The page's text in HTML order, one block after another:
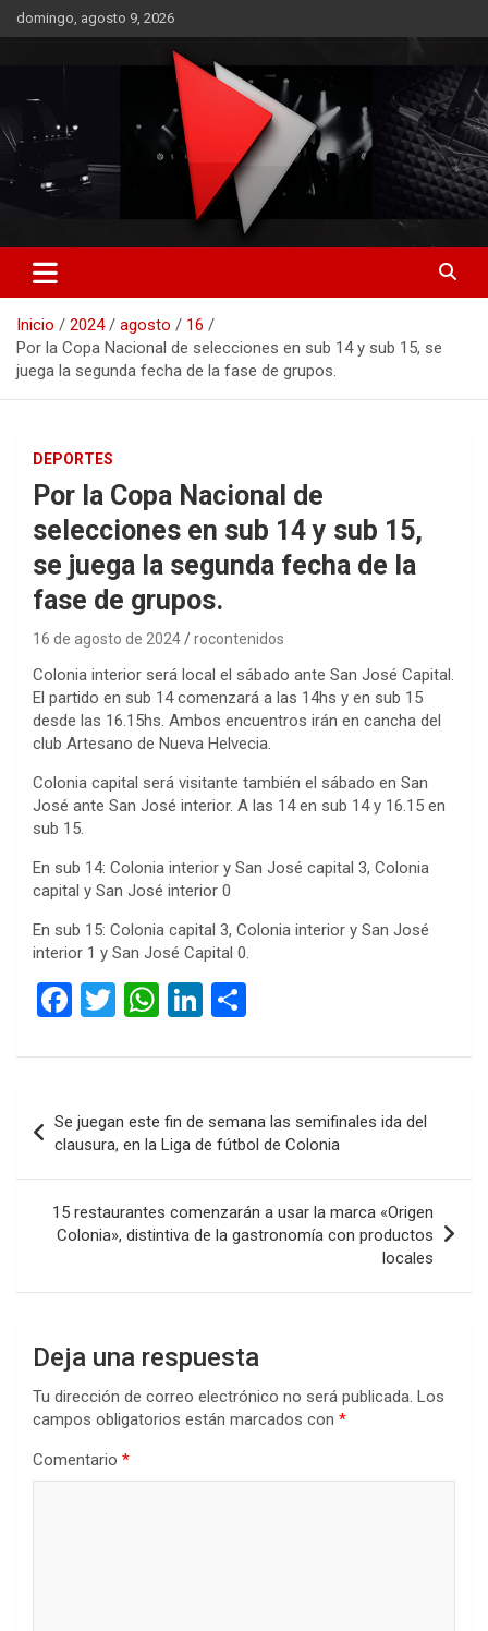
Saltar
al
domingo, agosto 9, 2026
RO CONTENIDOS
Inicio 2024 agosto
16
Por la Copa Nacional de selecciones en sub 14 y sub 15, se
juega la segunda fecha de la fase de grupos.
DEPORTES
Por la Copa Nacional de
selecciones en sub 14 y sub 15,
se juega la segunda fecha de la
fase de grupos.
16 de agosto de 2024 rocontenidos
Colonia interior será local el sábado ante San José Capital.
El partido en sub 14 comenzará a las 14hs y en sub 15
desde las 16.15hs. Ambos encuentros irán en cancha del
club Artesano de Nueva Helvecia.
Colonia capital será visitante también el sábado en San
José ante San José interior. A las 14 en sub 14 y 16.15 en
sub 15.
En sub 14: Colonia interior y San José capital 3, Colonia
capital y San José interior 0
En sub 15: Colonia capital 3, Colonia interior y San José
interior 1 y San José Capital 0.
F
ce
o
o
k
T
tt
W
at
A
p
p
Li
ke
n
m
ar
tir
de
entradas
Se juegan este fin de semana las semifinales ida del
clausura, en la Liga de fútbol de Colonia
15 restaurantes comenzarán a usar la marca «Origen
Colonia», distintiva de la gastronomía con productos
locales
Deja una respuesta
Tu dirección de correo electrónico no será publicada. Los
campos obligatorios están marcados con *
Comentario *